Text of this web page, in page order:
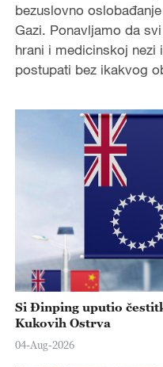
bezuslovno
Gazi. Ponavljamo da
hrani i medicinskoj nezi
postupati bez ikakvog
Si Đinping uputio
Kukovih Ostrva
04-Aug-2026